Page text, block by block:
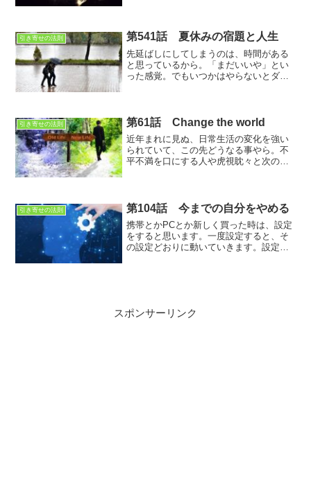
引き寄せの法則 第541話 夏休みの宿題と人生
先延ばしにしてしまうのは、時間がある
と思っているから。「まだいいや」とい
った感覚。でもいつかはやらないとダメ
引き寄せの法則 第61話 Change the world
近年まれに見ぬ、日常生活の変化を強い
られていて、この先どうなる事やら。不
平不満を口にする人や虎視眈々と次のチ
引き寄せの法則 第104話 今までの自分をやめる
携帯とかPCとか新しく買った時は、設定
をすると思います。一度設定すると、そ
の設定どおりに動いていきます。設定が
スポンサーリンク